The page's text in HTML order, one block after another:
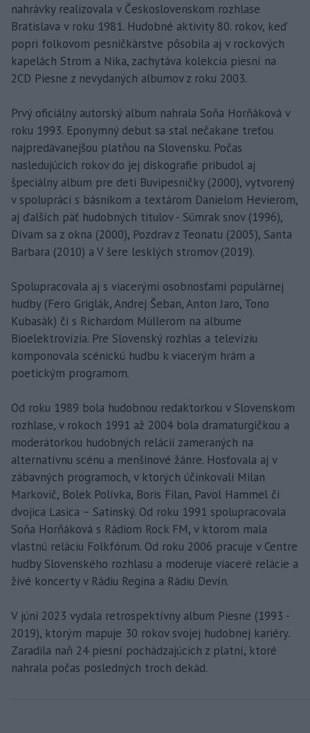
nahrávky realizovala v Československom rozhlase
Bratislava v roku 1981. Hudobné aktivity 80. rokov, keď
popri folkovom pesničkárstve pôsobila aj v rockových
kapelách Strom a Nika, zachytáva kolekcia piesní na
2CD Piesne z nevydaných albumov z roku 2003.
Prvý oficiálny autorský album nahrala Soňa Horňáková v
roku 1993. Eponymný debut sa stal nečakane treťou
najpredávanejšou platňou na Slovensku. Počas
nasledujúcich rokov do jej diskografie pribudol aj
špeciálny album pre deti Buvipesničky (2000), vytvorený
v spolupráci s básnikom a textárom Danielom Hevierom,
aj ďalších päť hudobných titulov - Súmrak snov (1996),
Dívam sa z okna (2000), Pozdrav z Teonatu (2005), Santa
Barbara (2010) a V šere lesklých stromov (2019).
Spolupracovala aj s viacerými osobnosťami populárnej
hudby (Fero Griglák, Andrej Šeban, Anton Jaro, Tono
Kubasák) či s Richardom Müllerom na albume
Bioelektrovízia. Pre Slovenský rozhlas a televíziu
komponovala scénickú hudbu k viacerým hrám a
poetickým programom.
Od roku 1989 bola hudobnou redaktorkou v Slovenskom
rozhlase, v rokoch 1991 až 2004 bola dramaturgičkou a
moderátorkou hudobných relácií zameraných na
alternatívnu scénu a menšinové žánre. Hosťovala aj v
zábavných programoch, v ktorých účinkovali Milan
Markovič, Bolek Polívka, Boris Filan, Pavol Hammel či
dvojica Lasica – Satinský. Od roku 1991 spolupracovala
Soňa Horňáková s Rádiom Rock FM, v ktorom mala
vlastnú reláciu Folkfórum. Od roku 2006 pracuje v Centre
hudby Slovenského rozhlasu a moderuje viaceré relácie a
živé koncerty v Rádiu Regina a Rádiu Devín.
V júni 2023 vydala retrospektívny album Piesne (1993 -
2019), ktorým mapuje 30 rokov svojej hudobnej kariéry.
Zaradila naň 24 piesní pochádzajúcich z platní, ktoré
nahrala počas posledných troch dekád.